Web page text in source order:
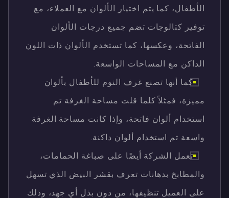
الأطفال، كما يتم اختيار الألوان مع العملاء، مع
توفير كتالوجات تضم جميع درجات الألوان
الفاتحة، وعكسها، كما تستخدم الألوان ذات اللون
الداكن مع المساحات الواسعة.
كما أنها تصنع غرف النوم للأطفال بألوان
مميزة، فمثلاً كلما قلت مساحة الغرفة تم
استخدام ألوان فاتحة، وإذا كانت مساحة الغرفة
واسعة تم استخدام ألوان داكنة.
تعمل الشركة أيضًا على صباغة الحمامات،
والمطابخ بدهانات تعرف بقشر البيض الذي تسهل
على العميل تنظيفها، من دون بذل أي جهد، وذلك